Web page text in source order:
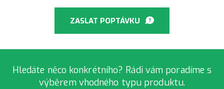
ZASLAT POPTÁVKU
Hledáte něco konkrétního? Rádi vám poradíme s
výběrem vhodného typu produktu.